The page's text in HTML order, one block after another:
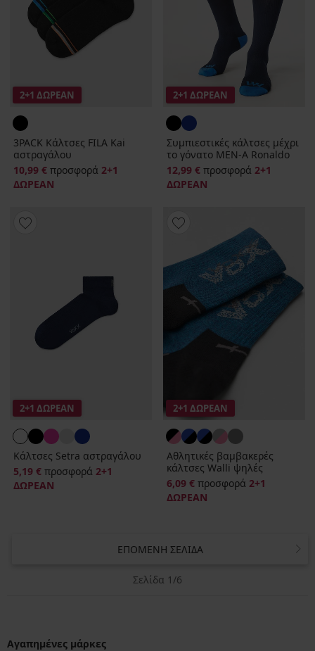
2+1 ΔΩΡΕΑΝ
3PACK Κάλτσες FILA Kai
αστραγάλου
10,99 € προσφορά 2+1
ΔΩΡΕΑΝ
2+1 ΔΩΡΕΑΝ
Συμπιεστικές κάλτσες μέχρι
το γόνατο MEN‑A Ronaldo
12,99 € προσφορά 2+1
ΔΩΡΕΑΝ
2+1 ΔΩΡΕΑΝ
Κάλτσες Setra αστραγάλου
5,19 € προσφορά 2+1
ΔΩΡΕΑΝ
2+1 ΔΩΡΕΑΝ
Αθλητικές βαμβακερές
κάλτσες Walli ψηλές
6,09 € προσφορά 2+1
ΔΩΡΕΑΝ
ΕΠΌΜΕΝΗ ΣΕΛΊΔΑ
Σελίδα 1/6
Αγαπημένες μάρκες